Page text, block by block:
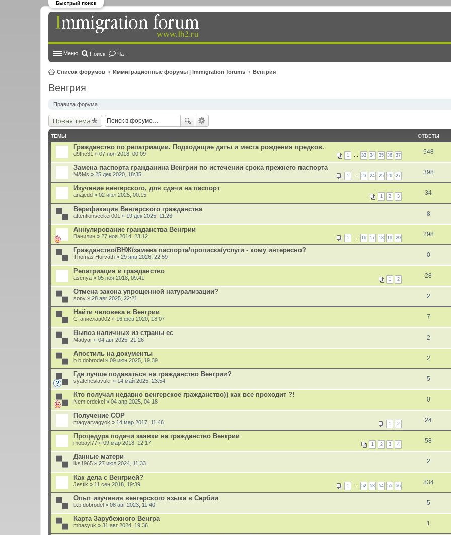
Меню Поиск Чат
Список форумов Иммиграционные форумы | Immigration forums Венгрия
Быстрый поиск
Венгрия
Правила форума
Новая тема
ТЕМЫ ОТВЕТЫ
Гражданство по репатриации. Подходящие даты и места рождения предков.
1 … 33 34 35 36 37
d9thc31 » 07 ноя 2018, 00:09 548
Замена паспорта гражданина Венгрии по истечении срока прежнего паспорта
1 … 23 24 25 26 27
M&Ms » 25 дек 2020, 18:35 398
Изучение венгерского, для сдачи на паспорт
1 2 3
anajedd » 02 июл 2025, 00:15 34
Верификация Венгерского гражданства
attentionseeker001 » 19 дек 2025, 11:26 8
Аннулирование гражданства Венгрии
1 … 16 17 18 19 20
Ванилин » 27 ноя 2014, 23:12 298
Гражданство/ВНЖ/замена паспорта/прописка/услуги - кому интересно?
Thomas Horváth » 29 янв 2026, 22:59 0
Репатриация и гражданство
1 2
asenya » 05 ноя 2018, 09:41 28
Отмена закона упрощенной натурализации?
sony » 28 авг 2025, 22:21 2
Найти человека в Венгрии
Станислав002 » 16 фев 2020, 18:07 7
Вывоз наличных из страны ес
Madyar » 04 авг 2025, 21:26 2
Апостиль на документы
b.b.dobrodel » 09 июн 2025, 19:39 2
Где лучше подаваться на гражданство Венгрии?
vyatcheslavukr » 14 май 2025, 23:54 5
Кто получал недавно венгерское гражданство)) как все проходит ?!
Nem erdekel » 04 апр 2025, 04:18 0
Получение СОР
1 2
magyarvagyok » 14 мар 2017, 11:46 24
Процедура подачи заявки на гражданство Венгрии
1 2 3 4
mobayl77 » 09 мар 2018, 12:17 58
Данные матери
lks1965 » 27 июл 2024, 11:33 2
Как дела с Венгрией?
1 … 52 53 54 55 56
Jestik » 11 сен 2018, 19:39 834
Опыт изучения венгерского языка в Сербии
b.b.dobrodel » 08 авг 2023, 11:40 5
Карта Зарубежного Венгра
mbasyuk » 31 авг 2024, 19:36 1